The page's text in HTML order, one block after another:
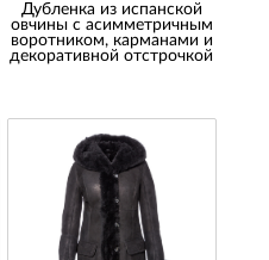
Дубленка из испанской
овчины с асимметричным
воротником, карманами и
декоративной отстрочкой